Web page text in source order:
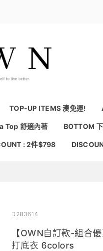
TOP-UP ITEMS 湊免運!
Top 舒適內著 BOTTOM
: 2件$798
D283614
【OWN自訂款-組合
打底衣 6colors